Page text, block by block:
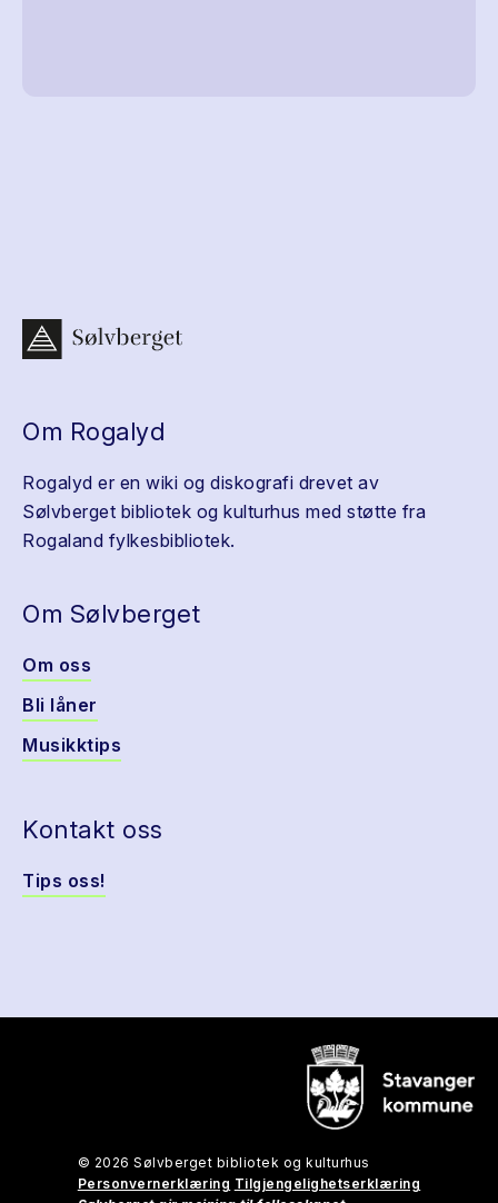
Om Rogalyd
Rogalyd er en wiki og diskografi drevet av
Sølvberget bibliotek og kulturhus med støtte fra
Rogaland fylkesbibliotek.
Om Sølvberget
Om oss
Bli låner
Musikktips
Kontakt oss
Tips oss!
© 2026 Sølvberget bibliotek og kulturhus
Personvernerklæring Tilgjengelighetserklæring